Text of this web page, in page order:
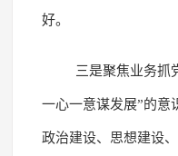
好。
三是聚焦业务抓
一心一意谋发展”的意
政治建设、思想建设